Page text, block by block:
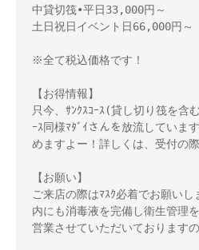
中貸切筏•平日33,000円～
土日祝日イベント日66,000円～
※全て税込価格です！
【お得情報】
只今、ｻﾝｸｽｺｰｽ(貸し切り筏を含
ｰｽ同様ﾏﾀﾞｲさんを放流していま
めますよー！詳しくは、受付の
【お願い】
ご来店の際はﾏｽｸ必着でお願い
内にも消毒液を完備し衛生管理
営業させていただいております